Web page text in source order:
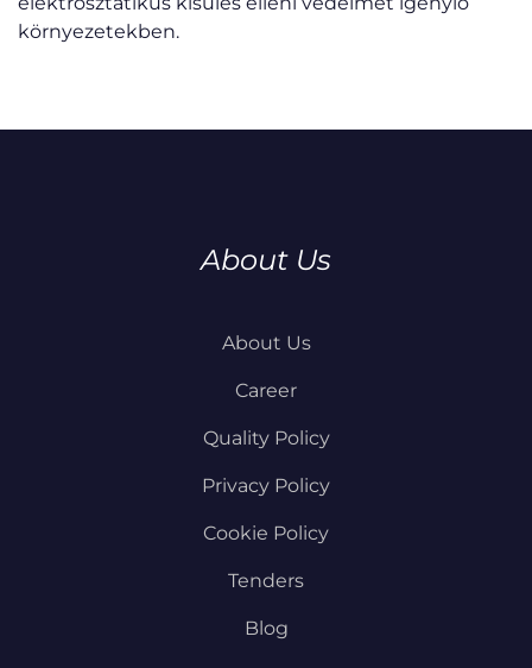
környezetekben.
About Us
About Us
Career
Quality Policy
Privacy Policy
Cookie Policy
Tenders
Blog